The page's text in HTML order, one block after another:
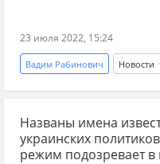
23 июля 2022, 15:24
Вадим Рабинович Новости
политолог Владимир
гражданство Геннадий
Игорь Коломойский
Названы имена
украинских
режим подозревает в